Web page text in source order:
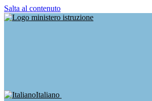
Salta al contenuto
Italiano